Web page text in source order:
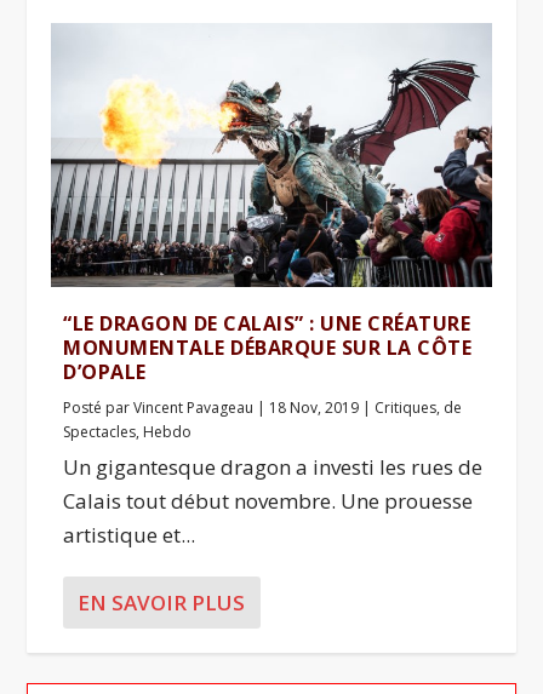
“LE DRAGON DE CALAIS” : UNE CRÉATURE
MONUMENTALE DÉBARQUE SUR LA CÔTE
D’OPALE
Posté parVincent Pavageau | 18 Nov, 2019 | Critiques, de
Spectacles, Hebdo
Un gigantesque dragon a investi les rues de
Calais tout début novembre. Une prouesse
artistique et...
EN SAVOIR PLUS